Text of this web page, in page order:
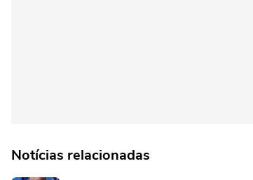
Notícias relacionadas